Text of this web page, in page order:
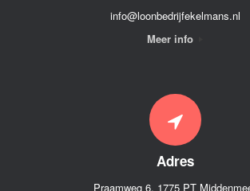
info@loonbedrijfekelmans.nl
Meer info
Adres
Praamweg 6, 1775 PT